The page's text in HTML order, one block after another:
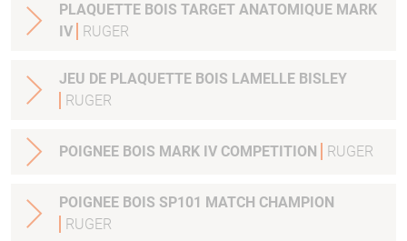
PLAQUETTE BOIS TARGET ANATOMIQUE MARK
IV
RUGER
JEU DE PLAQUETTE BOIS LAMELLE BISLEY
RUGER
POIGNEE BOIS MARK IV COMPETITION RUGER
POIGNEE BOIS SP101 MATCH CHAMPION
RUGER